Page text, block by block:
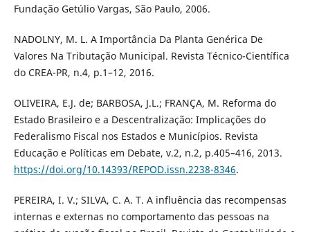
Fundação Getúlio Vargas, São Paulo, 2006.
NADOLNY, M. L. A Importância Da Planta Genérica De
Valores Na Tributação Municipal. Revista Técnico-Científica
do CREA-PR, n.4, p.1–12, 2016.
OLIVEIRA, E.J. de; BARBOSA, J.L.; FRANÇA, M. Reforma do
Estado Brasileiro e a Descentralização: Implicações do
Federalismo Fiscal nos Estados e Municípios. Revista
Educação e Políticas em Debate, v.2, n.2, p.405–416, 2013.
https://doi.org/10.14393/REPOD.issn.2238-8346.
PEREIRA, I. V.; SILVA, C. A. T. A influência das recompensas
internas e externas no comportamento das pessoas na